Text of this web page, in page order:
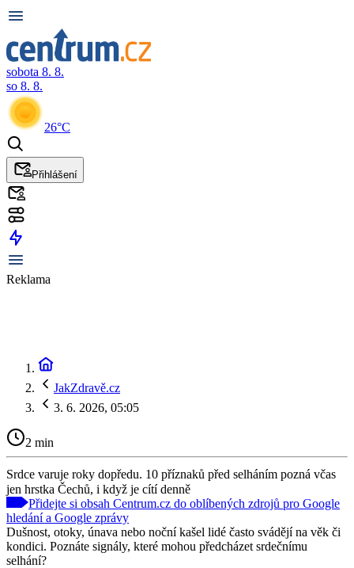
sobota 8. 8.
so 8. 8.
26°C
Přihlášení
Reklama
JakZdravě.cz
3. 6. 2026, 05:05
2 min
Srdce varuje roky dopředu. 10 příznaků před selháním pozná včas
jen hrstka Čechů, i když je cítí denně
Přidejte si obsah Centrum.cz do oblíbených zdrojů pro Google
hledání a Google zprávy
Dušnost, otoky, únava nebo noční kašel lidé často svádějí na věk či
kondici. Poznáte signály, které mohou předcházet srdečnímu
selhání?